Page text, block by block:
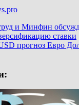
и Минфин
ставки
прогноз Евро